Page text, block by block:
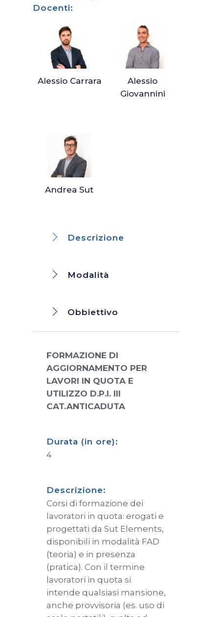
Docenti:
Alessio Carrara
Alessio
Giovannini
Andrea Sut
Descrizione
Modalità
Obbiettivo
FORMAZIONE DI
AGGIORNAMENTO PER
LAVORI IN QUOTA E
UTILIZZO D.P.I. III
CAT.ANTICADUTA
Durata (in ore):
4
Descrizione:
Corsi di formazione dei
lavoratori in quota: erogati e
progettati da Sut Elements,
disponibili in modalità FAD
(teoria) e in presenza
(pratica). Con il termine
lavoratori in quota si
intende qualsiasi mansione,
anche provvisoria (es. uso di